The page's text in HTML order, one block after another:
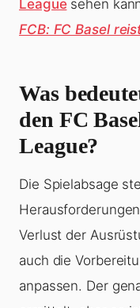
Leaguesehen
FCB: FC Basel
Was
den FC
League?
Die Spielabsage
Verlust der
auch die
anpassen. Der